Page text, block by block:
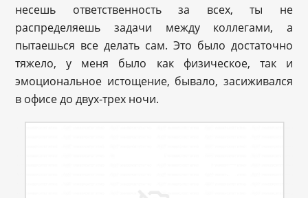
несешь ответственность за всех, ты не
распределяешь задачи между коллегами, а
пытаешься все делать сам. Это было достаточно
тяжело, у меня было как физическое, так и
эмоциональное истощение, бывало, засиживался
в офисе до двух-трех ночи.